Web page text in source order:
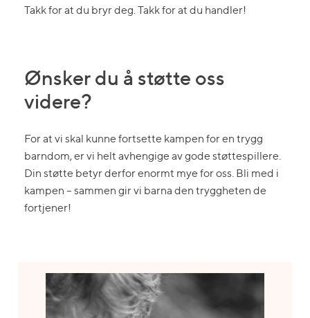
Takk for at du bryr deg. Takk for at du handler!
Ønsker du å støtte oss
videre?
For at vi skal kunne fortsette kampen for en trygg
barndom, er vi helt avhengige av gode støttespillere.
Din støtte betyr derfor enormt mye for oss. Bli med i
kampen – sammen gir vi barna den tryggheten de
fortjener!